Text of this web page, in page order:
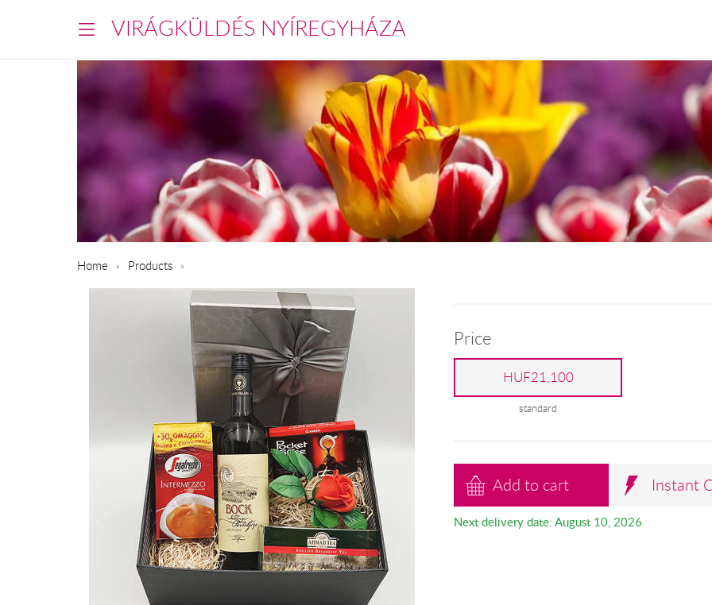
VIRÁGKÜLDÉS NYÍREGYHÁZA
Home Products
Price
HUF21,100
standard
Add to cart Instant
Next delivery date: August 10, 2026